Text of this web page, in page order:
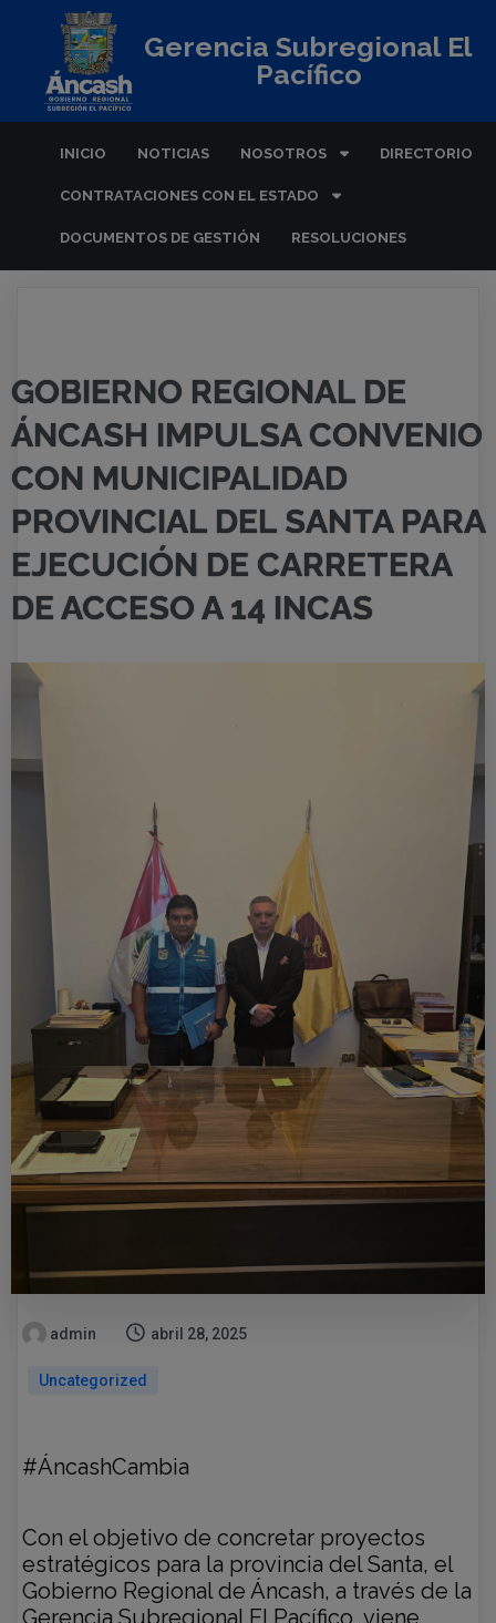
Gerencia Subregional El
Pacífico
INICIO NOTICIAS NOSOTROS DIRECTORIO
CONTRATACIONES CON EL ESTADO
DOCUMENTOS DE GESTIÓN RESOLUCIONES
GOBIERNO REGIONAL DE
ÁNCASH IMPULSA CONVENIO
CON MUNICIPALIDAD
PROVINCIAL DEL SANTA PARA
EJECUCIÓN DE CARRETERA
DE ACCESO A 14 INCAS
admin abril 28, 2025
Uncategorized
#ÁncashCambia
Con el objetivo de concretar proyectos
estratégicos para la provincia del Santa, el
Gobierno Regional de Áncash, a través de la